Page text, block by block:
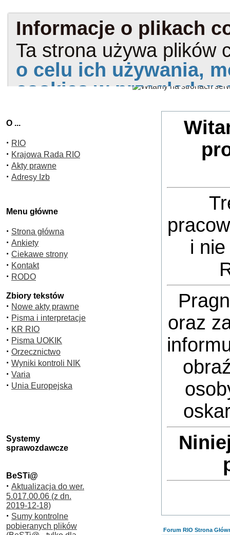
O ...
· RIO
· Krajowa Rada RIO
· Akty prawne
· Adresy Izb
Menu główne
· Strona główna
· Ankiety
· Ciekawe strony
· Kontakt
· RODO
Zbiory tekstów
· Nowe akty prawne
· Pisma i interpretacje
· KR RIO
· Pisma UOKIK
· Orzecznictwo
· Wyniki kontroli NIK
· Varia
· Unia Europejska
Systemy
sprawozdawcze
BeSTi@
· Aktualizacja do wer.
5.017.00.06 (z dn.
2019-12-18)
· Sumy kontrolne
pobieranych plików
i
oraz
Forum RIO Strona